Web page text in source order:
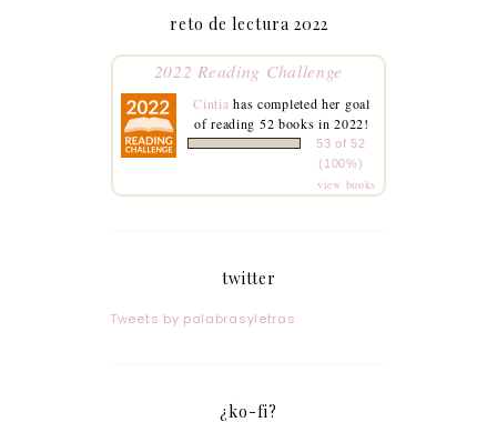
reto de lectura 2022
2022 Reading Challenge
Cintia has completed her goal
of reading 52 books in 2022!
53 of 52
(100%)
view books
twitter
Tweets by palabrasyletras
¿ko-fi?